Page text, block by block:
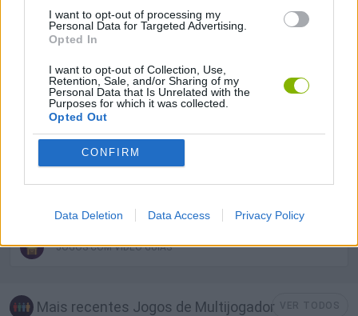
I want to opt-out of processing my
Personal Data for Targeted Advertising.
Opted In
I want to opt-out of Collection, Use,
Retention, Sale, and/or Sharing of my
Personal Data that Is Unrelated with the
Purposes for which it was collected.
Opted Out
CONFIRM
Data Deletion Data Access Privacy Policy
JOGOS DE RECOLHER
JOGOS DE SOBREVIVÊNCIA
JOGOS DE VIDEO GAMES
JOGOS COM VIDEO GUIAS
Mais recentes Jogos de Multijogador